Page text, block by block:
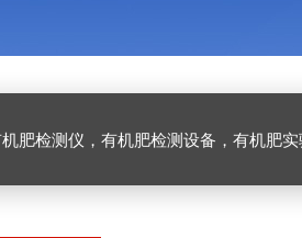
肥检测仪，有机肥检测设备，有机肥实验室设备，生物有